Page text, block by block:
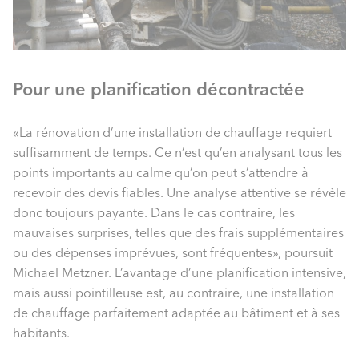
Pour une planification décontractée
«La rénovation d’une installation de chauffage requiert
suffisamment de temps. Ce n’est qu’en analysant tous les
points importants au calme qu’on peut s’attendre à
recevoir des devis fiables. Une analyse attentive se révèle
donc toujours payante. Dans le cas contraire, les
mauvaises surprises, telles que des frais supplémentaires
ou des dépenses imprévues, sont fréquentes», poursuit
Michael Metzner. L’avantage d’une planification intensive,
mais aussi pointilleuse est, au contraire, une installation
de chauffage parfaitement adaptée au bâtiment et à ses
habitants.